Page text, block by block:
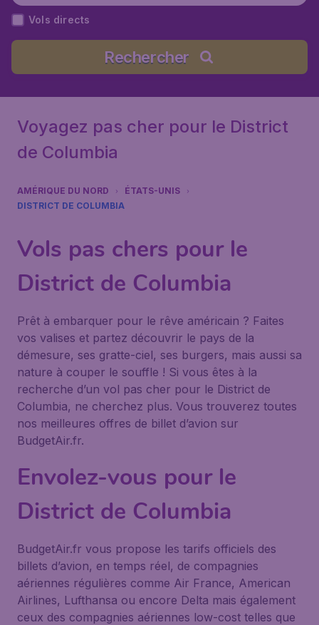
Vols directs
Rechercher
Voyagez pas cher pour le District
de Columbia
AMÉRIQUE DU NORD
ÉTATS-UNIS
DISTRICT DE COLUMBIA
Vols pas chers pour le
District de Columbia
Prêt à embarquer pour le rêve américain ? Faites
vos valises et partez découvrir le pays de la
démesure, ses gratte-ciel, ses burgers, mais aussi sa
nature à couper le souffle ! Si vous êtes à la
recherche d’un vol pas cher pour le District de
Columbia, ne cherchez plus. Vous trouverez toutes
nos meilleures offres de billet d’avion sur
BudgetAir.fr.
Envolez-vous pour le
District de Columbia
BudgetAir.fr vous propose les tarifs officiels des
billets d’avion, en temps réel, de compagnies
aériennes régulières comme Air France, American
Airlines, Lufthansa ou encore Delta mais également
ceux des compagnies aériennes low-cost telles que